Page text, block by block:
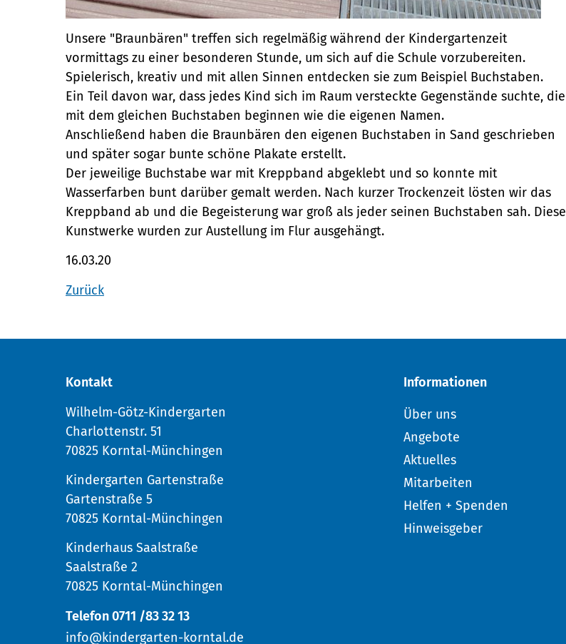
Unsere "Braunbären" treffen sich regelmäßig während der Kindergartenzeit
vormittags zu einer besonderen Stunde, um sich auf die Schule vorzubereiten.
Spielerisch, kreativ und mit allen Sinnen entdecken sie zum Beispiel Buchstaben.
Ein Teil davon war, dass jedes Kind sich im Raum versteckte Gegenstände suchte, die
mit dem gleichen Buchstaben beginnen wie die eigenen Namen.
Anschließend haben die Braunbären den eigenen Buchstaben in Sand geschrieben
und später sogar bunte schöne Plakate erstellt.
Der jeweilige Buchstabe war mit Kreppband abgeklebt und so konnte mit
Wasserfarben bunt darüber gemalt werden. Nach kurzer Trockenzeit lösten wir das
Kreppband ab und die Begeisterung war groß als jeder seinen Buchstaben sah. Diese
Kunstwerke wurden zur Austellung im Flur ausgehängt.
16.03.20
Zurück
Kontakt
Wilhelm-Götz-Kindergarten
Charlottenstr. 51
70825 Korntal-Münchingen
Kindergarten Gartenstraße
Gartenstraße 5
70825 Korntal-Münchingen
Kinderhaus Saalstraße
Saalstraße 2
70825 Korntal-Münchingen
Telefon 0711 /83 32 13
info@kindergarten-korntal.de
Informationen
Über uns
Angebote
Aktuelles
Mitarbeiten
Helfen + Spenden
Hinweisgeber